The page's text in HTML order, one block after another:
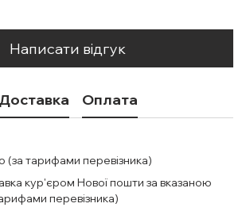
Написати відгук
Доставка Оплата
тарифами перевізника)
кур'єром Нової пошти за вказаною
перевізника)